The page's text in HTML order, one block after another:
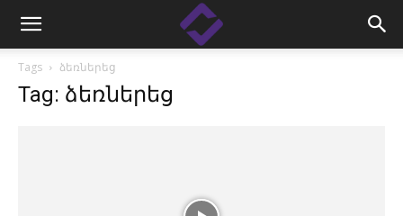
Tags ձեռներեց
Tag: ձեռներեց